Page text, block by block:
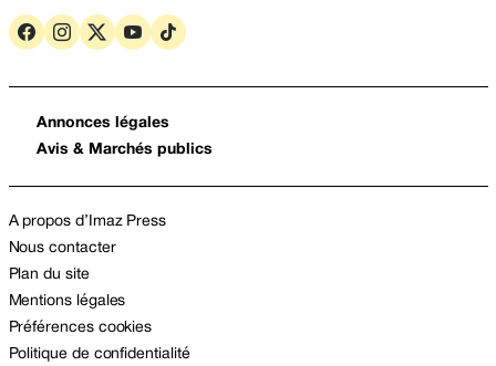
Annonces légales
Avis & Marchés publics
A propos d’Imaz Press
Nous contacter
Plan du site
Mentions légales
Préférences cookies
Politique de confidentialité